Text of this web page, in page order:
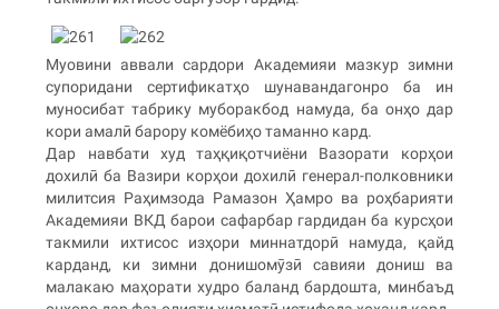
Муовини аввали сардори Академияи мазкур зимни
супоридани сертификатҳо шунавандагонро ба ин
муносибат табрику муборакбод намуда, ба онҳо дар
кори амалӣ барору комёбиҳо таманно кард.
Дар навбати худ таҳқиқотчиёни Вазорати корҳои
дохилӣ ба Вазири корҳои дохилӣ генерал-полковники
милитсия Раҳимзода Рамазон Ҳамро ва роҳбарияти
Академияи ВКД барои сафарбар гардидан ба курсҳои
такмили ихтисос изҳори миннатдорӣ намуда, қайд
карданд, ки зимни донишомӯзӣ савияи дониш ва
малакаю маҳорати худро баланд бардошта, минбаъд